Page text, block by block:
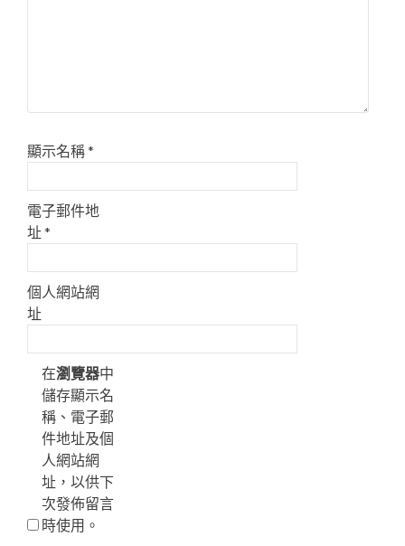
顯示名稱*
電子郵件地
址*
個人網站網
址
在瀏覽器中
儲存顯示名
稱、電子郵
件地址及個
人網站網
址，以供下
次發佈留言
時使用。